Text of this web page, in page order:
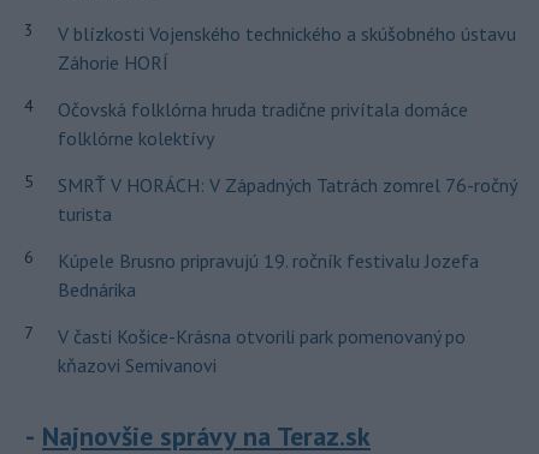
3
V blízkosti Vojenského technického a skúšobného ústavu
Záhorie HORÍ
4
Očovská folklórna hruda tradične privítala domáce
folklórne kolektívy
5
SMRŤ V HORÁCH: V Západných Tatrách zomrel 76-ročný
turista
6
Kúpele Brusno pripravujú 19. ročník festivalu Jozefa
Bednárika
7
V časti Košice-Krásna otvorili park pomenovaný po
kňazovi Semivanovi
Najnovšie správy na Teraz.sk